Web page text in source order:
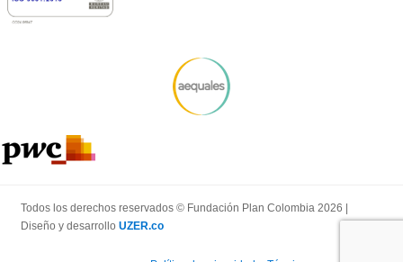
Todos los derechos reservados © Fundación Plan Colombia 2026 |
Diseño y desarrollo UZER.co